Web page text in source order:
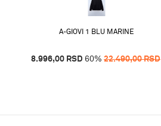
A-GIOVI 1 BLU MARINE
8.996,00 RSD 60% 22.490,00RSD